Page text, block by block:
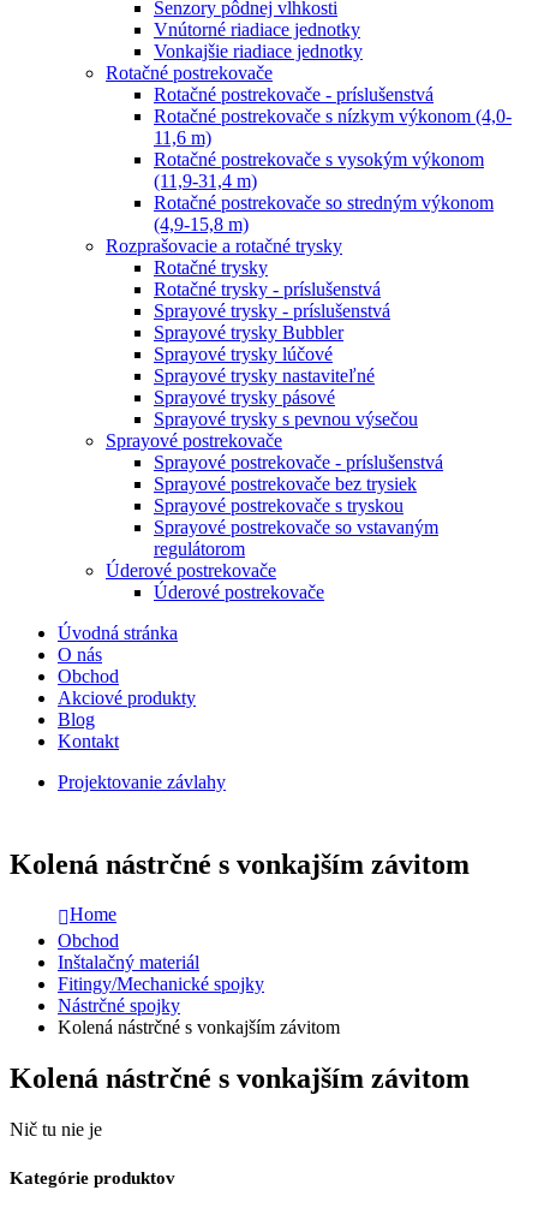
Senzory pôdnej vlhkosti
Vnútorné riadiace jednotky
Vonkajšie riadiace jednotky
Rotačné postrekovače
Rotačné postrekovače - príslušenstvá
Rotačné postrekovače s nízkym výkonom (4,0-
11,6 m)
Rotačné postrekovače s vysokým výkonom
(11,9-31,4 m)
Rotačné postrekovače so stredným výkonom
(4,9-15,8 m)
Rozprašovacie a rotačné trysky
Rotačné trysky
Rotačné trysky - príslušenstvá
Sprayové trysky - príslušenstvá
Sprayové trysky Bubbler
Sprayové trysky lúčové
Sprayové trysky nastaviteľné
Sprayové trysky pásové
Sprayové trysky s pevnou výsečou
Sprayové postrekovače
Sprayové postrekovače - príslušenstvá
Sprayové postrekovače bez trysiek
Sprayové postrekovače s tryskou
Sprayové postrekovače so vstavaným
regulátorom
Úderové postrekovače
Úderové postrekovače
Úvodná stránka
O nás
Obchod
Akciové produkty
Blog
Kontakt
Projektovanie závlahy
Kolená nástrčné s vonkajším závitom
Home
Obchod
Inštalačný materiál
Fitingy/Mechanické spojky
Nástrčné spojky
Kolená nástrčné s vonkajším závitom
Kolená nástrčné s vonkajším závitom
Nič tu nie je
Kategórie produktov